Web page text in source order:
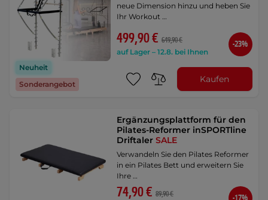
Neuheit
Sonderangebot
neue Dimension hinzu und heben Sie
Ihr Workout …
499,90 € 649,90 €
auf Lager – 12.8. bei Ihnen
-23%
Kaufen
Ergänzungsplattform für den
Pilates-Reformer inSPORTline
DriftalerSALE
Verwandeln Sie den Pilates Reformer
in ein Pilates Bett und erweitern Sie
Ihre …
74,90 € 89,90 €